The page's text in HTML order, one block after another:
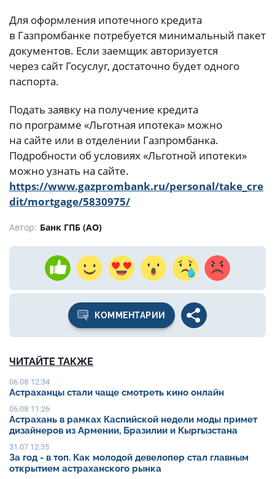
Для оформления ипотечного кредита
в Газпромбанке потребуется минимальный пакет
документов. Если заемщик авторизуется
через сайт Госуслуг, достаточно будет одного
паспорта.
Подать заявку на получение кредита
по программе «Льготная ипотека» можно
на сайте или в отделении Газпромбанка.
Подробности об условиях «Льготной ипотеки»
можно узнать на сайте.
https://www.gazprombank.ru/personal/take_cre
dit/mortgage/5830975/
Автор: Банк ГПБ (АО)
КОММЕНТАРИИ
ЧИТАЙТЕ ТАКЖЕ
06.08 12:34
Астраханцы стали чаще смотреть кино онлайн
06.08 11:26
Астрахань в рамках Каспийской недели моды примет
дизайнеров из Армении, Бразилии и Кыргызстана
31.07 12:35
За год - в топ. Как молодой девелопер стал главным
открытием астраханского рынка